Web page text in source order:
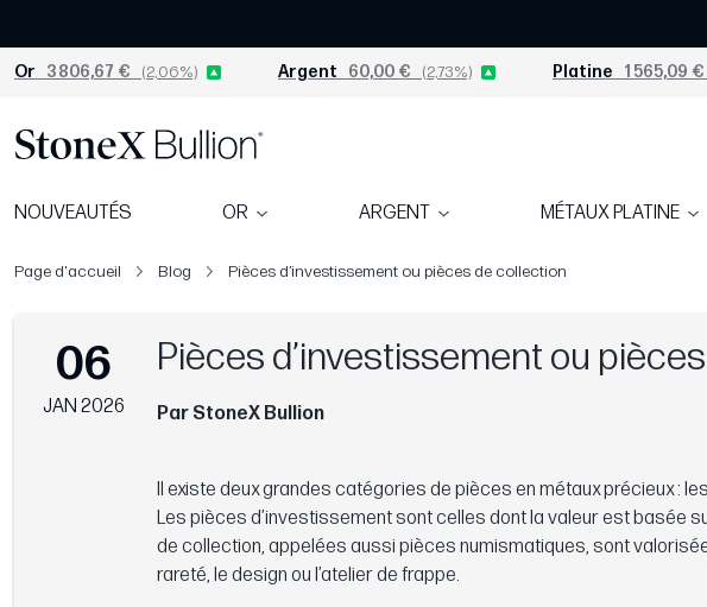
Or 3 806,67 € (2,06%) Argent 60,00 € (2,73%) Platine 1 565,09 €
NOUVEAUTÉS OR ARGENT MÉTAUX PLATINE
Page d'accueil Blog Pièces d’investissement ou pièces de collection
06
JAN 2026
Pièces d’investissement ou
Par StoneX Bullion
Il existe deux grandes catégories de pièces en métaux précieux :
Les pièces d’investissement sont celles dont la valeur est basée
de collection, appelées aussi pièces numismatiques, sont
rareté, le design ou l’atelier de frappe.